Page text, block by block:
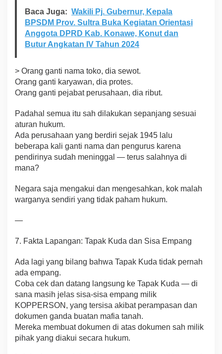
Baca Juga: Wakili Pj. Gubernur, Kepala
BPSDM Prov. Sultra Buka Kegiatan Orientasi
Anggota DPRD Kab. Konawe, Konut dan
Butur Angkatan IV Tahun 2024
> Orang ganti nama toko, dia sewot.
Orang ganti karyawan, dia protes.
Orang ganti pejabat perusahaan, dia ribut.
Padahal semua itu sah dilakukan sepanjang sesuai
aturan hukum.
Ada perusahaan yang berdiri sejak 1945 lalu
beberapa kali ganti nama dan pengurus karena
pendirinya sudah meninggal — terus salahnya di
mana?
Negara saja mengakui dan mengesahkan, kok malah
warganya sendiri yang tidak paham hukum.
—
7. Fakta Lapangan: Tapak Kuda dan Sisa Empang
Ada lagi yang bilang bahwa Tapak Kuda tidak pernah
ada empang.
Coba cek dan datang langsung ke Tapak Kuda — di
sana masih jelas sisa-sisa empang milik
KOPPERSON, yang tersisa akibat perampasan dan
dokumen ganda buatan mafia tanah.
Mereka membuat dokumen di atas dokumen sah milik
pihak yang diakui secara hukum.